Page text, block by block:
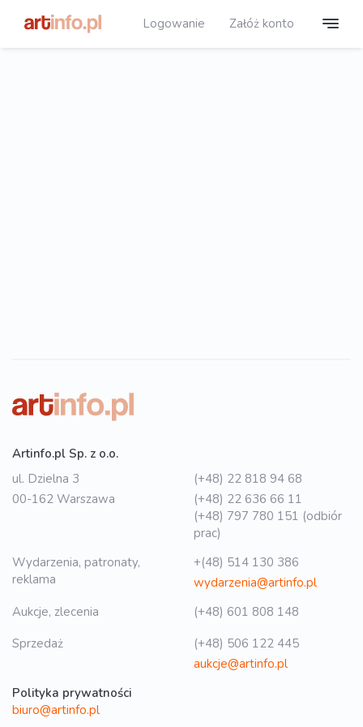
Logowanie Załóż konto
Artinfo.pl Sp. z o.o.
ul. Dzielna 3
00-162 Warszawa
(+48) 22 818 94 68
(+48) 22 636 66 11
(+48) 797 780 151 (odbiór
prac)
Wydarzenia, patronaty,
reklama
+(48) 514 130 386
wydarzenia@artinfo.pl
Aukcje, zlecenia
(+48) 601 808 148
Sprzedaż
(+48) 506 122 445
aukcje@artinfo.pl
Polityka prywatności
biuro@artinfo.pl